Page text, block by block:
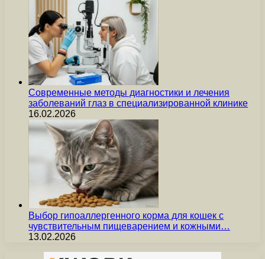
Современные методы диагностики и лечения
заболеваний глаз в специализированной клинике
16.02.2026
Выбор гипоаллергенного корма для кошек с
чувствительным пищеварением и кожными…
13.02.2026